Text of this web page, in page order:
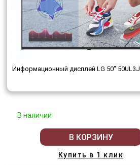
Информационный дисплей LG 50" 50UL3J
В наличии
В КОРЗИНУ
Купить в 1 клик